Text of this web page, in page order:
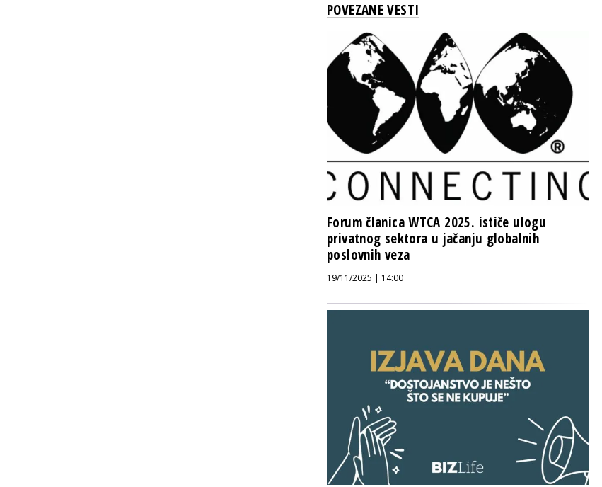
POVEZANE VESTI
Forum članica WTCA 2025. ističe ulogu
privatnog sektora u jačanju globalnih
poslovnih veza
19/11/2025 | 14:00